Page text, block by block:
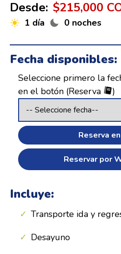
Desde: $215,000
1 día 0 noches
Fecha disponibles:
Seleccione primero la
en el botón (Reserva
)
Reserva
Reservar por
Incluye:
Transporte ida y
Desayuno